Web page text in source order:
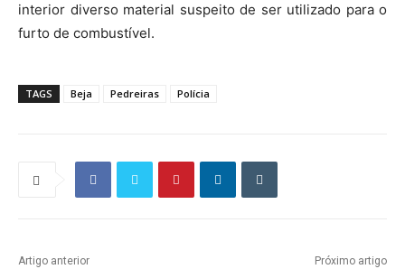
interior diverso material suspeito de ser utilizado para o
furto de combustível.
TAGS Beja Pedreiras Polícia
Artigo anterior Próximo artigo